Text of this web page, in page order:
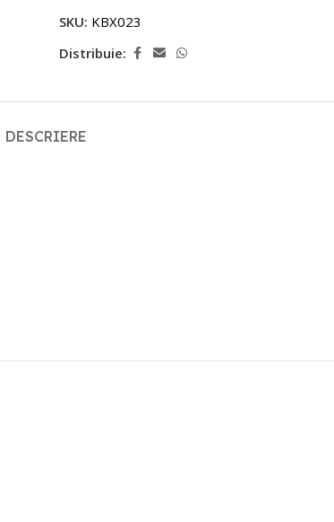
SKU: KBX023
Distribuie:
DESCRIERE